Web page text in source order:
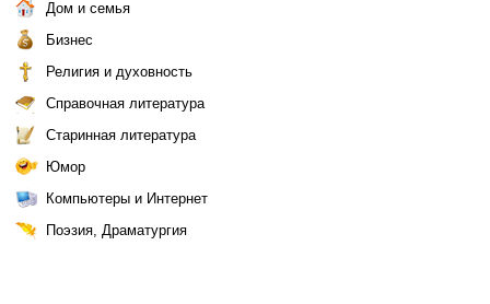
Дом и семья
Бизнес
Религия и духовность
Справочная литература
Старинная литература
Юмор
Компьютеры и Интернет
Поэзия, Драматургия